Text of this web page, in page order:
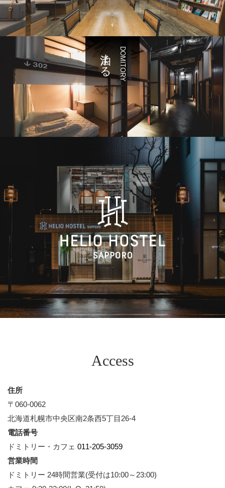
DOMITORY
泊まる
Access
住所
〒060-0062
北海道札幌市中央区南2条⻄5丁⽬26-4
電話番号
ドミトリー・カフェ 011-205-3059
営業時間
ドミトリー 24時間営業(受付は10:00～23:00)